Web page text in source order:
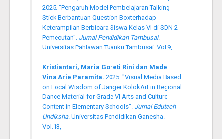
2025. "Pengaruh Model Pembelajaran Talking
Stick Berbantuan Question Boxterhadap
Keterampilan Berbicara Siswa Kelas VI di SDN 2
Pemecutan". Jurnal Pendidikan Tambusai.
Universitas Pahlawan Tuanku Tambusai. Vol.9,
Kristiantari, Maria Goreti Rini dan Made
Vina Arie Paramita. 2025. "Visual Media Based
on Local Wisdom of Janger KolokArt in Regional
Dance Material for Grade VI Arts and Culture
Content in Elementary Schools". Jurnal Edutech
Undiksha. Universitas Pendidikan Ganesha.
Vol.13,